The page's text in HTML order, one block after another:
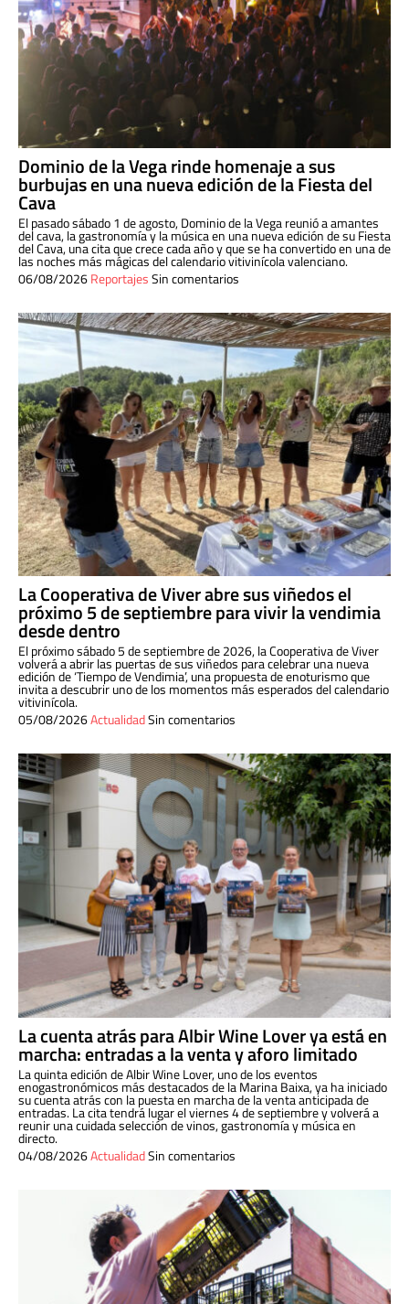
Dominio de la Vega rinde homenaje a sus
burbujas en una nueva edición de la Fiesta del
Cava
El pasado sábado 1 de agosto, Dominio de la Vega reunió a amantes
del cava, la gastronomía y la música en una nueva edición de su Fiesta
del Cava, una cita que crece cada año y que se ha convertido en una de
las noches más mágicas del calendario vitivinícola valenciano.
06/08/2026ReportajesSin comentarios
La Cooperativa de Viver abre sus viñedos el
próximo 5 de septiembre para vivir la vendimia
desde dentro
El próximo sábado 5 de septiembre de 2026, la Cooperativa de Viver
volverá a abrir las puertas de sus viñedos para celebrar una nueva
edición de ‘Tiempo de Vendimia’, una propuesta de enoturismo que
invita a descubrir uno de los momentos más esperados del calendario
vitivinícola.
05/08/2026ActualidadSin comentarios
La cuenta atrás para Albir Wine Lover ya está en
marcha: entradas a la venta y aforo limitado
La quinta edición de Albir Wine Lover, uno de los eventos
enogastronómicos más destacados de la Marina Baixa, ya ha iniciado
su cuenta atrás con la puesta en marcha de la venta anticipada de
entradas. La cita tendrá lugar el viernes 4 de septiembre y volverá a
reunir una cuidada selección de vinos, gastronomía y música en
directo.
04/08/2026ActualidadSin comentarios